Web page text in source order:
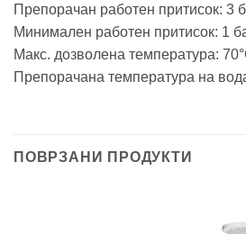
Препорачан работен притисок: 3
Минимален работен притисок: 1
Макс. дозволена температура:
Препорачана температура на
ПОВРЗАНИ ПРОДУКТИ